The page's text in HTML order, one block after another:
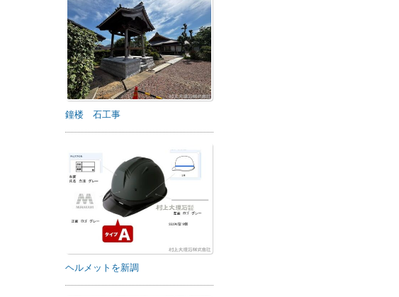
鐘楼 石工事
ヘルメットを新調